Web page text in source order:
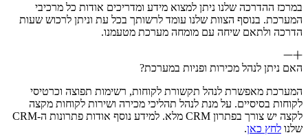
במרכז ההדרכה שלנו ניתן למצוא מידע ומדריכים אודות כל מרכיבי
המערכת. בנוסף הצוות שלנו עומד לרשותך בכל עת וניתן לרכוש שעות
הדרכה ולתאם שיחה עם מומחה מערכת מטעמנו.
האם ניתן לנהל מכירות ופניות במערכת?
המערכת מאפשרת לנהל תקשורת לקוחות, רשימות תפוצה וכרטיסי
לקוחות בסיסיים. על מנת לנהל תהליכי מכירה ושירות לקוחות מקצה
לקצה יש צורך בפתרון CRM מלא. למידע נוסף אודות פתרונות ה-CRM
שלנו לחץ כאן.